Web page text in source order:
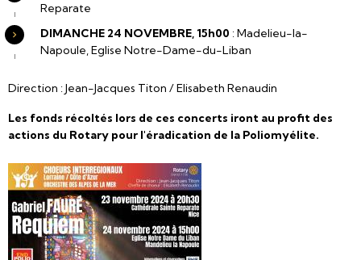
Reparate
DIMANCHE 24 NOVEMBRE, 15h00 : Madelieu-la-
Napoule, Eglise Notre-Dame-du-Liban
Direction : Jean-Jacques Titon / Elisabeth Renaudin
Les fonds récoltés lors de ces concerts iront au profit des
actions du Rotary pour l'éradication de la Poliomyélite.